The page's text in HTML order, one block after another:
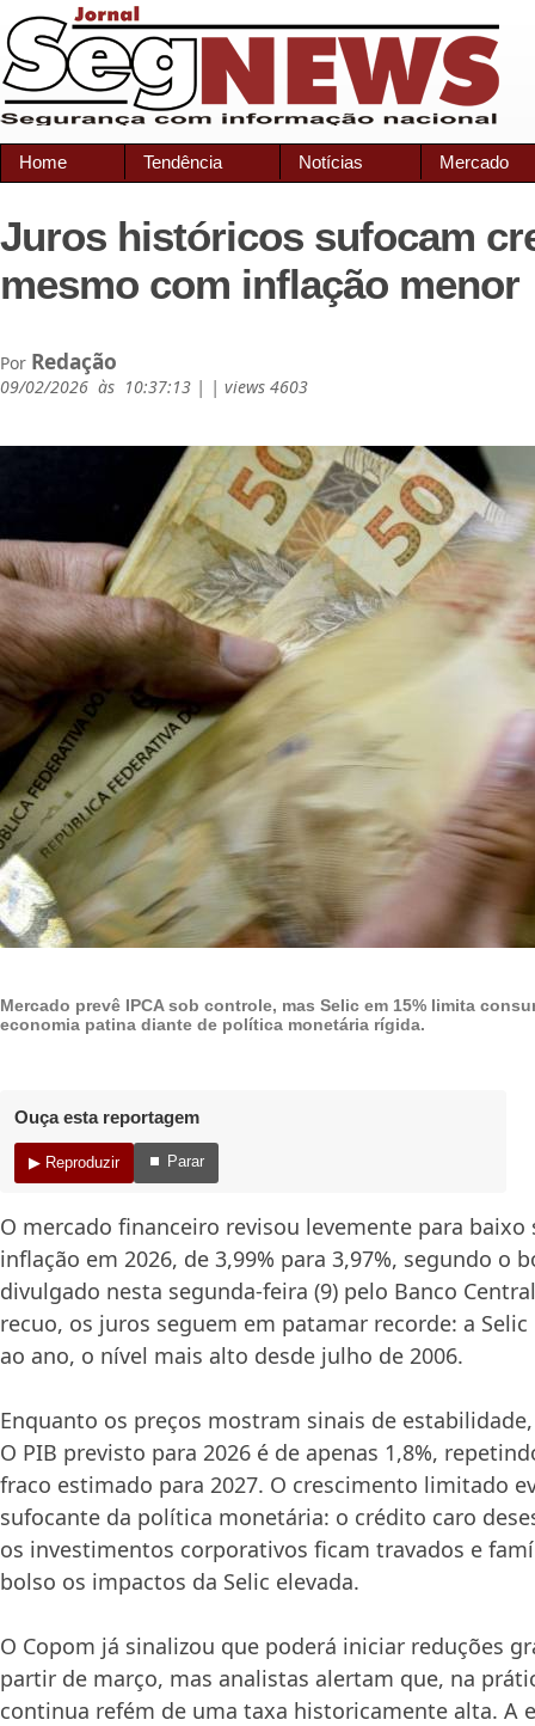
Home Tendência Notícias Mercado
Juros históricos sufocam
mesmo com inflação menor
Por Redação
09/02/2026 às 10:37:13 | | views 4603
Mercado prevê IPCA sob controle, mas Selic em 15% limita
economia patina diante de política monetária rígida.
Ouça esta reportagem
▶ Reproduzir ⏹ Parar
O mercado financeiro revisou levemente para baixo
inflação em 2026, de 3,99% para 3,97%, segundo o
divulgado nesta segunda-feira (9) pelo Banco
recuo, os juros seguem em patamar recorde: a Selic
ao ano, o nível mais alto desde julho de 2006.
Enquanto os preços mostram sinais de
O PIB previsto para 2026 é de apenas 1,8%,
fraco estimado para 2027. O crescimento limitado
sufocante da política monetária: o crédito caro
os investimentos corporativos ficam travados e
bolso os impactos da Selic elevada.
O Copom já sinalizou que poderá iniciar reduções
partir de março, mas analistas alertam que, na
continua refém de uma taxa historicamente alta. A